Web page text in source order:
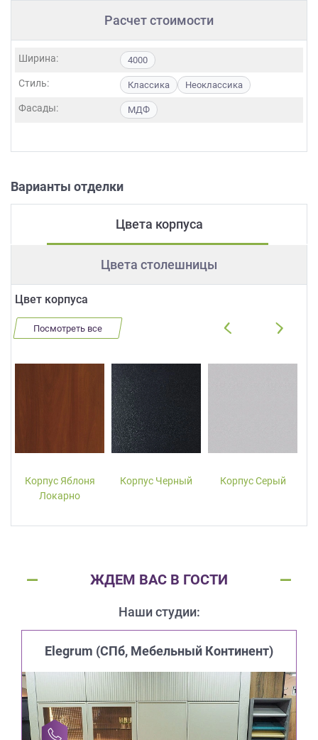
Расчет стоимости
Ширина: 4000
Стиль: Классика Неоклассика
Фасады: МДФ
Варианты отделки
Цвета корпуса
Цвета столешницы
Цвет корпуса
Посмотреть все
Корпус Яблоня
Локарно
Корпус Черный Корпус Серый
ЖДЕМ ВАС В ГОСТИ
Наши студии:
Elegrum (CПб, Мебельный Континент)